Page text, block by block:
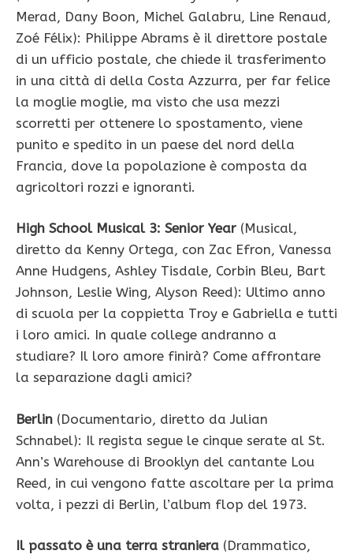
Merad, Dany Boon, Michel Galabru, Line Renaud,
Zoé Félix): Philippe Abrams è il direttore postale
di un ufficio postale, che chiede il trasferimento
in una città di della Costa Azzurra, per far felice
la moglie moglie, ma visto che usa mezzi
scorretti per ottenere lo spostamento, viene
punito e spedito in un paese del nord della
Francia, dove la popolazione è composta da
agricoltori rozzi e ignoranti.
High School Musical 3: Senior Year (Musical,
diretto da Kenny Ortega, con Zac Efron, Vanessa
Anne Hudgens, Ashley Tisdale, Corbin Bleu, Bart
Johnson, Leslie Wing, Alyson Reed): Ultimo anno
di scuola per la coppietta Troy e Gabriella e tutti
i loro amici. In quale college andranno a
studiare? Il loro amore finirà? Come affrontare
la separazione dagli amici?
Berlin (Documentario, diretto da Julian
Schnabel): Il regista segue le cinque serate al St.
Ann’s Warehouse di Brooklyn del cantante Lou
Reed, in cui vengono fatte ascoltare per la prima
volta, i pezzi di Berlin, l’album flop del 1973.
Il passato è una terra straniera (Drammatico,